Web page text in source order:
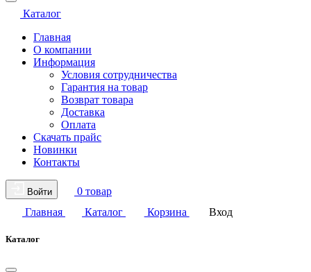
Каталог
Главная
О компании
Информация
Условия сотрудничества
Гарантия на товар
Возврат товара
Доставка
Оплата
Скачать прайс
Новинки
Контакты
Войти
0 товар
Главная
Каталог Корзина Вход
Каталог